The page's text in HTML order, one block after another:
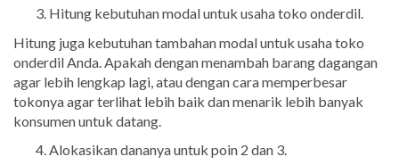
Hitung kebutuhan modal untuk usaha toko onderdil.
Hitung juga kebutuhan tambahan modal untuk usaha toko
onderdil Anda. Apakah dengan menambah barang dagangan
agar lebih lengkap lagi, atau dengan cara memperbesar
tokonya agar terlihat lebih baik dan menarik lebih banyak
konsumen untuk datang.
Alokasikan dananya untuk poin 2 dan 3.